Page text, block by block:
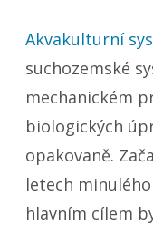
Akvakulturní
suchozemské
mechanickém
biologických
opakovaně.
letech
hlavním cílem